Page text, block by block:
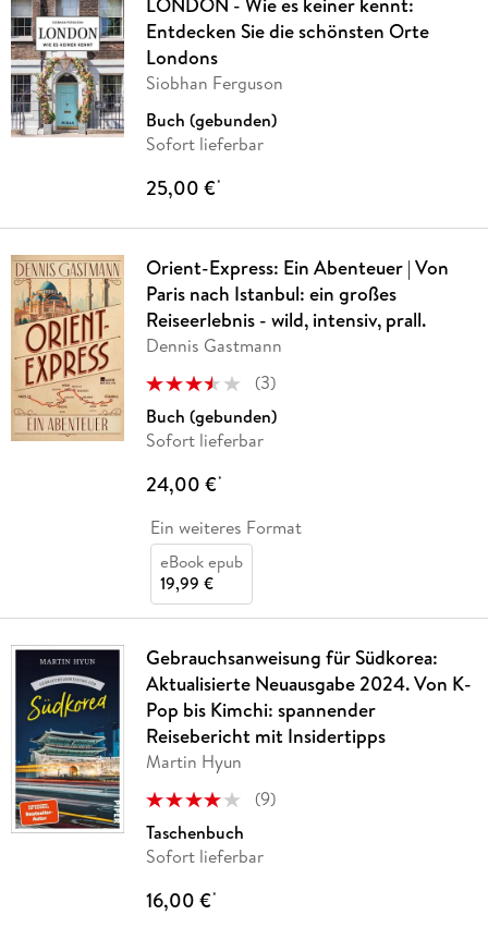
Entdecken Sie die schönsten Orte
Londons
Siobhan Ferguson
Buch (gebunden)
Sofort lieferbar
25,00 €*
Orient-Express: Ein Abenteuer | Von
Paris nach Istanbul: ein großes
Reiseerlebnis - wild, intensiv, prall.
Dennis Gastmann
(3)
Buch (gebunden)
Sofort lieferbar
24,00 €*
Ein weiteres Format
eBook epub
19,99 €
Gebrauchsanweisung für Südkorea:
Aktualisierte Neuausgabe 2024. Von K-
Pop bis Kimchi: spannender
Reisebericht mit Insidertipps
Martin Hyun
(9)
Taschenbuch
Sofort lieferbar
16,00 €*